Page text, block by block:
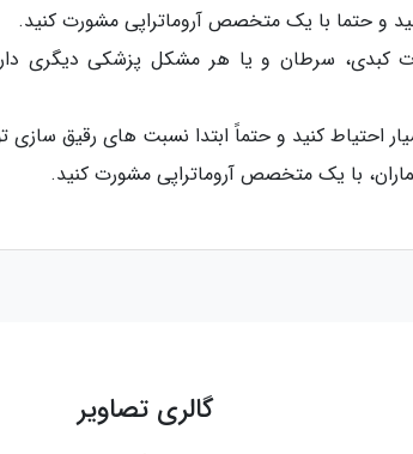
و حتما با یک متخصص آروماتراپی مشورت کنید.
کبدی، سرطان و یا هر مشکل پزشکی
احتیاط کنید و حتماً ابتدا نسبت های رقیق سازی
با یک متخصص آروماتراپی مشورت کنید.
گالری تصاویر